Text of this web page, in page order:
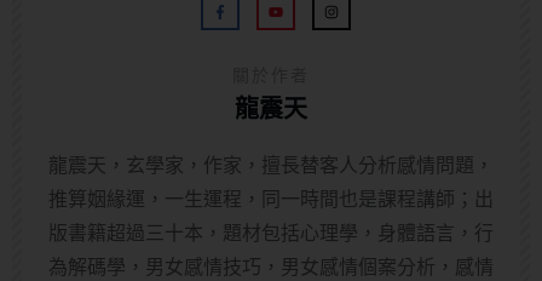
龍震天
龍震天，玄學家，作家，擅長替客人分析感情問題，
推算姻緣運，一生運程，同一時間也是課程講師；出
版書籍超過三十本，題材包括心理學，身體語言，行
為解碼學，男女感情技巧，男女感情個案分析，感情